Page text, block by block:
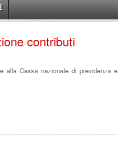
contributi
alla Cassa nazionale di previdenza e